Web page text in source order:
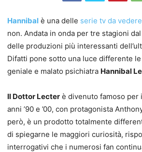
Hannibal è una delle serie tv da vedere
non. Andata in onda per tre stagioni
delle produzioni più interessanti
Difatti pone sotto una luce differente
geniale e malato psichiatra Hannibal
Il Dottor Lecter è divenuto famoso per
anni ’90 e ’00, con protagonista
però, è un prodotto totalmente
di spiegarne le maggiori curiosità,
interrogativi che i numerosi fan